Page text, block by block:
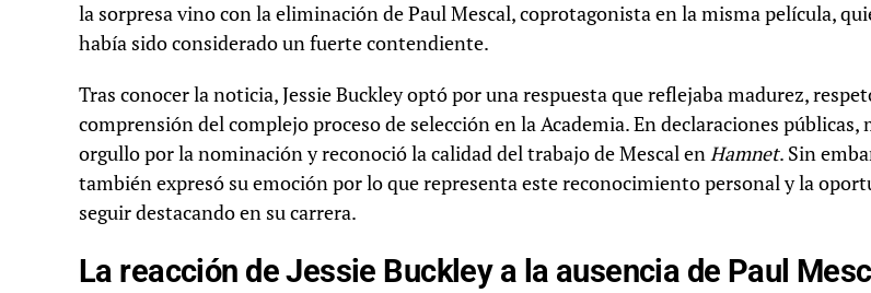
la sorpresa vino con la eliminación de Paul Mescal, coprotagonista en la misma película,
había sido considerado un fuerte contendiente.
Tras conocer la noticia, Jessie Buckley optó por una respuesta que reflejaba madurez,
comprensión del complejo proceso de selección en la Academia. En declaraciones públicas,
orgullo por la nominación y reconoció la calidad del trabajo de Mescal enHamnet. Sin
también expresó su emoción por lo que representa este reconocimiento personal y la
seguir destacando en su carrera.
La reacción de Jessie Buckley a la ausencia de Paul